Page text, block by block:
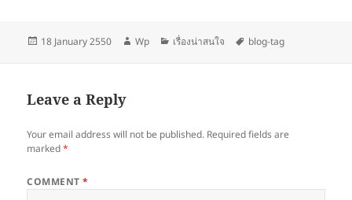
Posted
18 January 2550 Author
Wp Categories
เรื่องน่าสนใจ Tags
blog-tag
Leave a Reply
Your email address will not be published. Required fields are
marked*
COMMENT*